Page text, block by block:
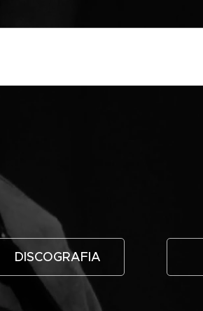
DISCOGRAFIA